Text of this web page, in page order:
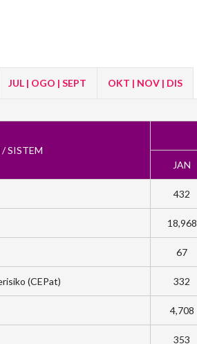
JUL | OGO | SEPT OKT | NOV | DIS
SISTEM
JAN
432
18,968
67
(CEPat) 332
4,708
353